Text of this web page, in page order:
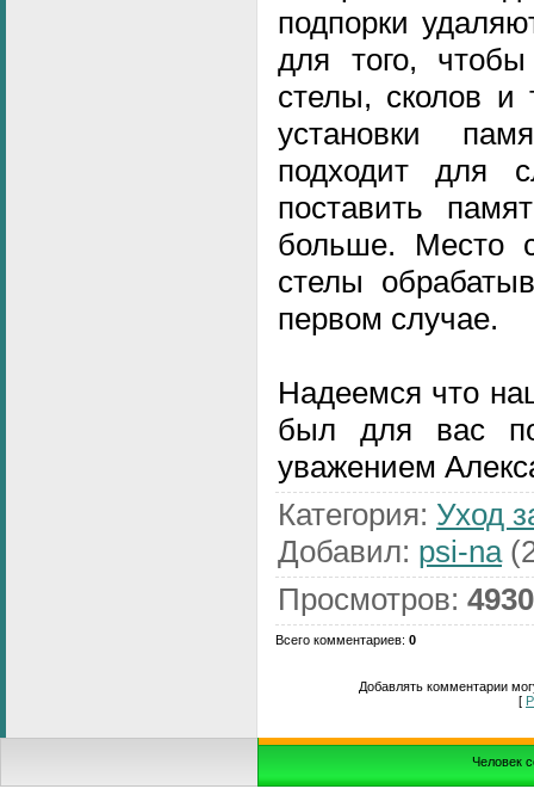
подпорки
для того,
стелы, сколов и
установки
подходит для
поставить
больше. Место
стелы
первом случае.
Надеемся что
был для вас
уважением
Категория: Уход
Добавил: psi-na
Просмотров: 4930
Всего комментариев: 0
Добавлять комментарии
[
Человек